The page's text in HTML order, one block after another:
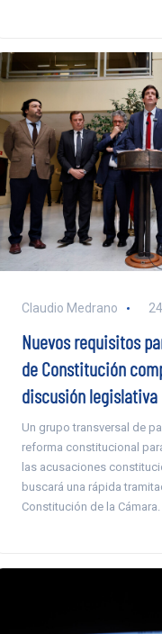
Claudio Medrano
Nuevos requisitos
de Constitución
discusión legislativa
Un grupo transversal de
reforma constitucional
las acusaciones
buscará una rápida
Constitución de la Cámara.